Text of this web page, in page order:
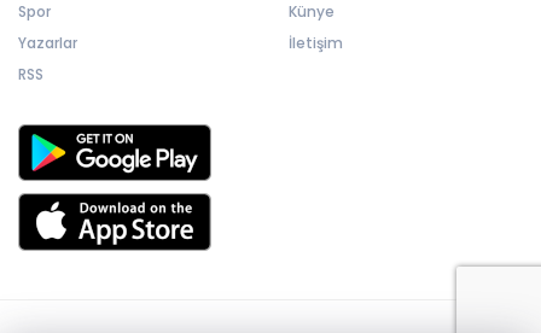
Spor
Yazarlar
RSS
Künye
İletişim